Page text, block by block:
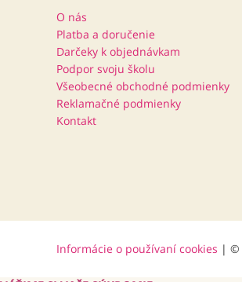
O nás
Platba a doručenie
Darčeky k objednávkam
Podpor svoju školu
Všeobecné obchodné podmienky
Reklamačné podmienky
Kontakt
Informácie o používaní cookies | ©